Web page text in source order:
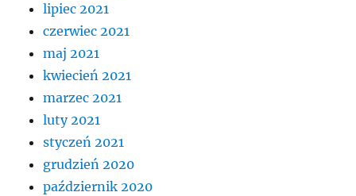
lipiec 2021
czerwiec 2021
maj 2021
kwiecień 2021
marzec 2021
luty 2021
styczeń 2021
grudzień 2020
październik 2020